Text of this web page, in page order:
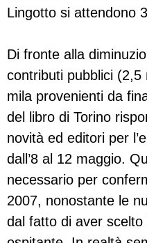
Lingotto si attendono
Di fronte alla
contributi pubblici
mila provenienti da
del libro di Torino
novità ed editori per
dall’8 al 12 maggio.
necessario per
2007, nonostante le
dal fatto di aver